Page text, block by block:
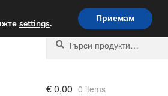
по целия свят
Търсене
Търсене
€0,00 0 items
settings. Приемам